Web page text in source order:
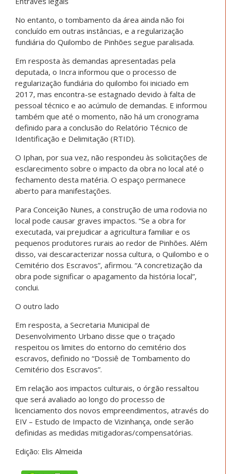
No entanto, o tombamento da área ainda não foi
concluído em outras instâncias, e a regularização
fundiária do Quilombo de Pinhões segue paralisada.
Em resposta às demandas apresentadas pela
deputada, o Incra informou que o processo de
regularização fundiária do quilombo foi iniciado em
2017, mas encontra-se estagnado devido à falta de
pessoal técnico e ao acúmulo de demandas. E informou
também que até o momento, não há um cronograma
definido para a conclusão do Relatório Técnico de
Identificação e Delimitação (RTID).
O Iphan, por sua vez, não respondeu às solicitações de
esclarecimento sobre o impacto da obra no local até o
fechamento desta matéria. O espaço permanece
aberto para manifestações.
Para Conceição Nunes, a construção de uma rodovia no
local pode causar graves impactos. “Se a obra for
executada, vai prejudicar a agricultura familiar e os
pequenos produtores rurais ao redor de Pinhões. Além
disso, vai descaracterizar nossa cultura, o Quilombo e o
Cemitério dos Escravos”, afirmou. “A concretização da
obra pode significar o apagamento da história local”,
conclui.
O outro lado
Em resposta, a Secretaria Municipal de
Desenvolvimento Urbano disse que o traçado
respeitou os limites do entorno do cemitério dos
escravos, definido no “Dossiê de Tombamento do
Cemitério dos Escravos”.
Em relação aos impactos culturais, o órgão ressaltou
que será avaliado ao longo do processo de
licenciamento dos novos empreendimentos, através do
EIV – Estudo de Impacto de Vizinhança, onde serão
definidas as medidas mitigadoras/compensatórias.
Edição: Elis Almeida